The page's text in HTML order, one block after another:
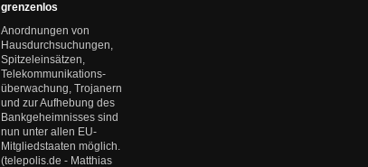
grenzenlos
Anordnungen von
Hausdurchsuchungen,
Spitzeleinsätzen,
Telekommunikations-
überwachung, Trojanern
und zur Aufhebung des
Bankgeheimnisses sind
nun unter allen EU-
Mitgliedstaaten möglich.
(telepolis.de - Matthias